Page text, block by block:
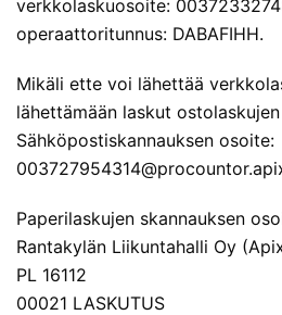
verkkolaskuosoite:
operaattoritunnus: DABAFIHH.
Mikäli ette voi lähettää
lähettämään laskut
Sähköpostiskannauksen osoite:
Paperilaskujen skannauksen
Rantakylän Liikuntahalli Oy
PL 16112
00021 LASKUTUS